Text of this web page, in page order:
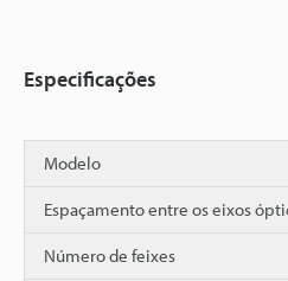
Especificações
Modelo
Espaçamento entre os eixos
Número de feixes